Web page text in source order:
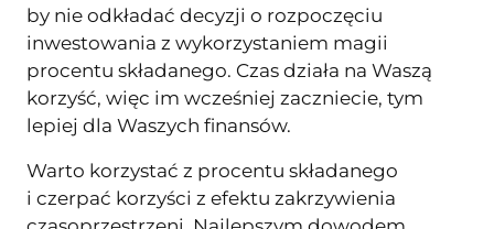
by nie odkładać decyzji o rozpoczęciu
inwestowania z wykorzystaniem magii
procentu składanego. Czas działa na Waszą
korzyść, więc im wcześniej zaczniecie, tym
lepiej dla Waszych finansów.
Warto korzystać z procentu składanego
i czerpać korzyści z efektu zakrzywienia